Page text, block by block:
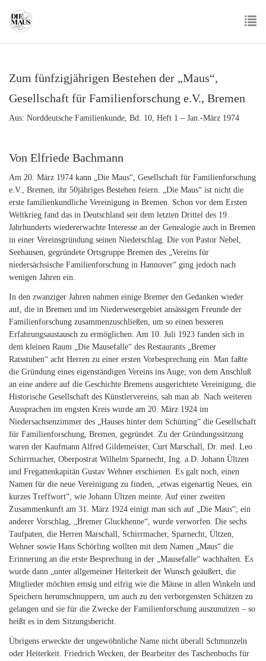
main
Zum fünfzigjährigen Bestehen der „Maus“,
Gesellschaft für Familienforschung e.V., Bremen
Aus: Norddeutsche Familienkunde, Bd. 10, Heft 1 – Jan.-März 1974
Von Elfriede Bachmann
Am 20. März 1974 kann „Die Maus“, Gesellschaft für Familienforschung
e.V., Bremen, ihr 50jähriges Bestehen feiern. „Die Maus“ ist nicht die
erste familienkundliche Vereinigung in Bremen. Schon vor dem Ersten
Weltkrieg fand das in Deutschland seit dem letzten Drittel des 19.
Jahrhunderts wiedererwachte Interesse an der Genealogie auch in Bremen
in einer Vereinsgründung seinen Niederschlag. Die von Pastor Nebel,
Seehausen, gegründete Ortsgruppe Bremen des „Vereins für
niedersächsische Familienforschung in Hannover“ ging jedoch nach
wenigen Jahren ein.
In den zwanziger Jahren nahmen einige Bremer den Gedanken wieder
auf, die in Bremen und im Niederwesergebiet ansässigen Freunde der
Familienforschung zusammenzuschließen, um so einen besseren
Erfahrungsaustausch zu ermöglichen. Am 10. Juli 1923 fanden sich in
dem kleinen Raum „Die Mausefalle“ des Restaurants „Bremer
Ratsstuben“ acht Herren zu einer ersten Vorbesprechung ein. Man faßte
die Gründung eines eigenständigen Vereins ins Auge; von dem Anschluß
an eine andere auf die Geschichte Bremens ausgerichtete Vereinigung, die
Historische Gesellschaft des Künstlervereins, sah man ab. Nach weiteren
Aussprachen im engsten Kreis wurde am 20. März 1924 im
Niedersachsenzimmer des „Hauses hinter dem Schütting“ die Gesellschaft
für Familienforschung, Bremen, gegründet. Zu der Gründungssitzung
waren der Kaufmann Alfred Gildemeister, Curt Marschall, Dr. med. Leo
Schirrmacher, Oberpostrat Wilhelm Sparnecht, Ing. a.D. Johann Ültzen
und Fregattenkapitän Gustav Wehner erschienen. Es galt noch, einen
Namen für die neue Vereinigung zu finden, „etwas eigenartig Neues, ein
kurzes Treffwort“, wie Johann Ültzen meinte. Auf einer zweiten
Zusammenkunft am 31. März 1924 einigt man sich auf „Die Maus“; ein
anderer Vorschlag, „Bremer Gluckhenne“, wurde verworfen. Die sechs
Taufpaten, die Herren Marschall, Schirrmacher, Sparnecht, Ültzen,
Wehner sowie Hans Schörling wollten mit dem Namen „Maus“ die
Erinnerung an die erste Besprechung in der „Mausefalle“ wachhalten. Es
wurde dann „unter allgemeiner Heiterkeit der Wunsch geäußert, die
Mitglieder möchten emsig und eifrig wie die Mäuse in allen Winkeln und
Speichern herumschnuppern, um auch zu den verborgensten Schätzen zu
gelangen und sie für die Zwecke der Familienforschung auszunutzen – so
heißt es in dem Sitzungsbericht.
Übrigens erweckte der ungewöhnliche Name nicht überall Schmunzeln
oder Heiterkeit. Friedrich Wecken, der Bearbeiter des Taschenbuchs für